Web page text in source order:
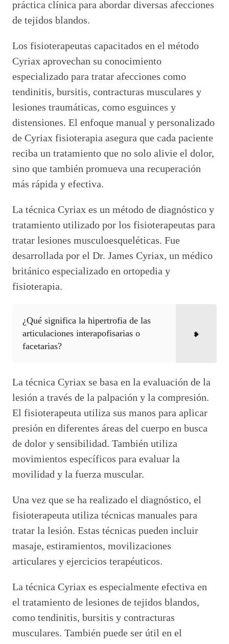
práctica clínica para abordar diversas afecciones
de tejidos blandos.
Los fisioterapeutas capacitados en el método
Cyriax aprovechan su conocimiento
especializado para tratar afecciones como
tendinitis, bursitis, contracturas musculares y
lesiones traumáticas, como esguinces y
distensiones. El enfoque manual y personalizado
de Cyriax fisioterapia asegura que cada paciente
reciba un tratamiento que no solo alivie el dolor,
sino que también promueva una recuperación
más rápida y efectiva.
La técnica Cyriax es un método de diagnóstico y
tratamiento utilizado por los fisioterapeutas para
tratar lesiones musculoesqueléticas. Fue
desarrollada por el Dr. James Cyriax, un médico
británico especializado en ortopedia y
fisioterapia.
¿Qué significa la hipertrofia de las
articulaciones interapofisarias o
facetarias?
La técnica Cyriax se basa en la evaluación de la
lesión a través de la palpación y la compresión.
El fisioterapeuta utiliza sus manos para aplicar
presión en diferentes áreas del cuerpo en busca
de dolor y sensibilidad. También utiliza
movimientos específicos para evaluar la
movilidad y la fuerza muscular.
Una vez que se ha realizado el diagnóstico, el
fisioterapeuta utiliza técnicas manuales para
tratar la lesión. Estas técnicas pueden incluir
masaje, estiramientos, movilizaciones
articulares y ejercicios terapéuticos.
La técnica Cyriax es especialmente efectiva en
el tratamiento de lesiones de tejidos blandos,
como tendinitis, bursitis y contracturas
musculares. También puede ser útil en el